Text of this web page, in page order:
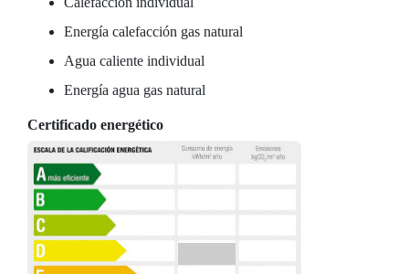
Energía calefacción gas natural
Agua caliente individual
Energía agua gas natural
Certificado energético